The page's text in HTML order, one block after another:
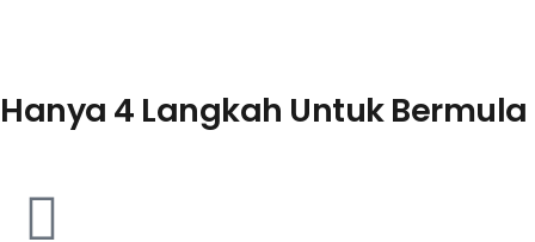
Hanya 4 Langkah Untuk Bermula